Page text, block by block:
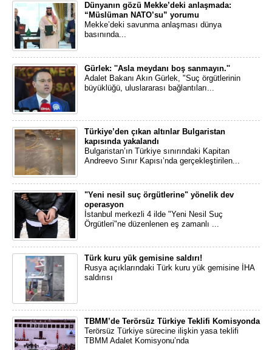
Dünyanın gözü Mekke’deki anlaşmada:
“Müslüman NATO’su” yorumu
Mekke’deki savunma anlaşması dünya
basınında...
Gürlek: ''Asla meydanı boş sanmayın.''
Adalet Bakanı Akın Gürlek, "Suç örgütlerinin
büyüklüğü, uluslararası bağlantıları...
Türkiye’den çıkan altınlar Bulgaristan
kapısında yakalandı
Bulgaristan’ın Türkiye sınırındaki Kapitan
Andreevo Sınır Kapısı’nda gerçekleştirilen...
"Yeni nesil suç örgütlerine" yönelik dev
operasyon
İstanbul merkezli 4 ilde "Yeni Nesil Suç
Örgütleri"ne düzenlenen eş zamanlı ...
Türk kuru yük gemisine saldırı!
Rusya açıklarındaki Türk kuru yük gemisine İHA
saldırısı
TBMM’de Terörsüz Türkiye Teklifi Komisyonda
Terörsüz Türkiye sürecine ilişkin yasa teklifi
TBMM Adalet Komisyonu’nda